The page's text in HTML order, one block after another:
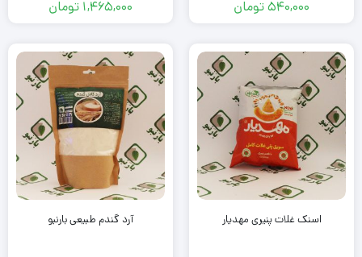
540,000تومان 1,465,000 تومان
اسنک غلات پنیری مهدیار آرد گندم طبیعی بارنبو